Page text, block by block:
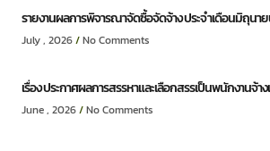
รายงานผลการพิจารณาจัดซื้อจัดจ้าง ประจำเดือนมิถุน
July , 2026 No Comments
เรื่อง ประกาศผลการสรรหาและเลือกสรรเป็นพนักงานจ้
June , 2026 No Comments